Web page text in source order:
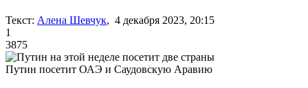
Текст: Алена Шевчук, 4 декабря 2023, 20:15
1
3875
Путин посетит ОАЭ и Саудовскую Аравию